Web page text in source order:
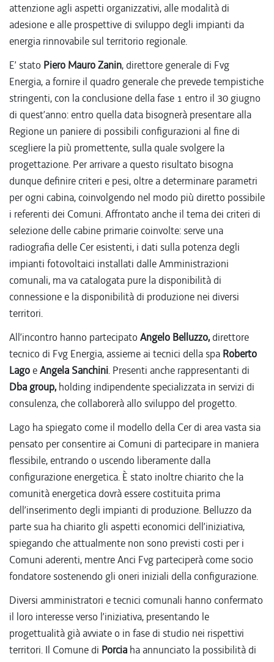
attenzione agli aspetti organizzativi, alle modalità di
adesione e alle prospettive di sviluppo degli impianti da
energia rinnovabile sul territorio regionale.
E’ stato Piero Mauro Zanin, direttore generale di Fvg
Energia, a fornire il quadro generale che prevede tempistiche
stringenti, con la conclusione della fase 1 entro il 30 giugno
di quest’anno: entro quella data bisognerà presentare alla
Regione un paniere di possibili configurazioni al fine di
scegliere la più promettente, sulla quale svolgere la
progettazione. Per arrivare a questo risultato bisogna
dunque definire criteri e pesi, oltre a determinare parametri
per ogni cabina, coinvolgendo nel modo più diretto possibile
i referenti dei Comuni. Affrontato anche il tema dei criteri di
selezione delle cabine primarie coinvolte: serve una
radiografia delle Cer esistenti, i dati sulla potenza degli
impianti fotovoltaici installati dalle Amministrazioni
comunali, ma va catalogata pure la disponibilità di
connessione e la disponibilità di produzione nei diversi
territori.
All’incontro hanno partecipatoAngelo Belluzzo,direttore
tecnico di Fvg Energia, assieme ai tecnici della spa Roberto
LagoeAngela Sanchini. Presenti anche rappresentanti di
Dba group, holding indipendente specializzata in servizi di
consulenza, che collaborerà allo sviluppo del progetto.
Lago ha spiegato come il modello della Cer di area vasta sia
pensato per consentire ai Comuni di partecipare in maniera
flessibile, entrando o uscendo liberamente dalla
configurazione energetica. È stato inoltre chiarito che la
comunità energetica dovrà essere costituita prima
dell’inserimento degli impianti di produzione. Belluzzo da
parte sua ha chiarito gli aspetti economici dell’iniziativa,
spiegando che attualmente non sono previsti costi per i
Comuni aderenti, mentre Anci Fvg parteciperà come socio
fondatore sostenendo gli oneri iniziali della configurazione.
Diversi amministratori e tecnici comunali hanno confermato
il loro interesse verso l’iniziativa, presentando le
progettualità già avviate o in fase di studio nei rispettivi
territori. Il Comune di Porcia ha annunciato la possibilità di